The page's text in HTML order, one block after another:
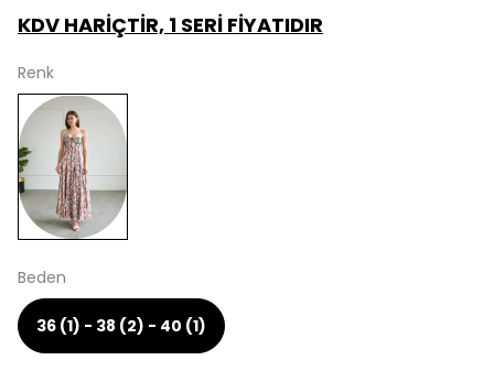
KDV HARİÇTİR, 1 SERİ FİYATIDIR
Renk
Beden
36 (1) - 38 (2) - 40 (1)